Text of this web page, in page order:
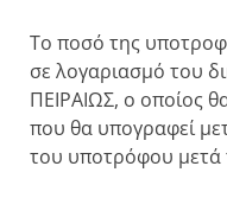
Το ποσό της
σε λογαριασμό του
ΠΕΙΡΑΙΩΣ, ο οποίος
που θα υπογραφεί
του υποτρόφου μετά